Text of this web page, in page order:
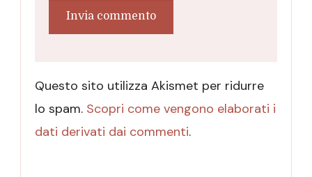
Questo sito utilizza Akismet per ridurre
lo spam. Scopri come vengono elaborati i
dati derivati dai commenti.